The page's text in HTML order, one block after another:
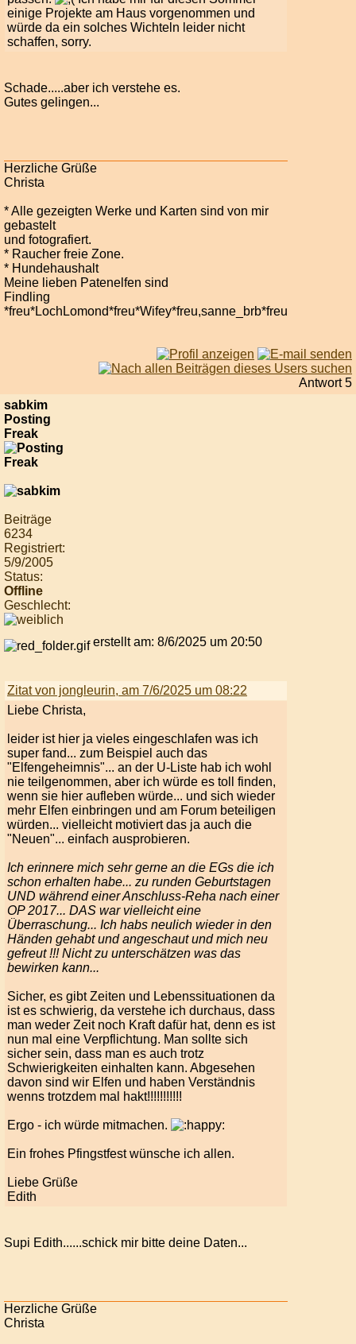
einige Projekte am Haus vorgenommen und
würde da ein solches Wichteln leider nicht
schaffen, sorry.
Schade.....aber ich verstehe es.
Gutes gelingen...
Herzliche Grüße
Christa
* Alle gezeigten Werke und Karten sind von mir
gebastelt
und fotografiert.
* Raucher freie Zone.
* Hundehaushalt
Meine lieben Patenelfen sind
Findling
*freu*LochLomond*freu*Wifey*freu,sanne_brb*freu
Antwort 5
sabkim
Posting
Freak
Beiträge
6234
Registriert:
5/9/2005
Status:
Offline
Geschlecht:
erstellt am: 8/6/2025 um 20:50
Zitat von jongleurin, am 7/6/2025 um 08:22
Liebe Christa,
leider ist hier ja vieles eingeschlafen was ich
super fand... zum Beispiel auch das
"Elfengeheimnis"... an der U-Liste hab ich wohl
nie teilgenommen, aber ich würde es toll finden,
wenn sie hier aufleben würde... und sich wieder
mehr Elfen einbringen und am Forum beteiligen
würden... vielleicht motiviert das ja auch die
"Neuen"... einfach ausprobieren.
Ich erinnere mich sehr gerne an die EGs die ich
schon erhalten habe... zu runden Geburtstagen
UND während einer Anschluss-Reha nach einer
OP 2017... DAS war vielleicht eine
Überraschung... Ich habs neulich wieder in den
Händen gehabt und angeschaut und mich neu
gefreut !!! Nicht zu unterschätzen was das
bewirken kann...
Sicher, es gibt Zeiten und Lebenssituationen da
ist es schwierig, da verstehe ich durchaus, dass
man weder Zeit noch Kraft dafür hat, denn es ist
nun mal eine Verpflichtung. Man sollte sich
sicher sein, dass man es auch trotz
Schwierigkeiten einhalten kann. Abgesehen
davon sind wir Elfen und haben Verständnis
wenns trotzdem mal hakt!!!!!!!!!!!
Ergo - ich würde mitmachen.
Ein frohes Pfingstfest wünsche ich allen.
Liebe Grüße
Edith
Supi Edith......schick mir bitte deine Daten...
Herzliche Grüße
Christa